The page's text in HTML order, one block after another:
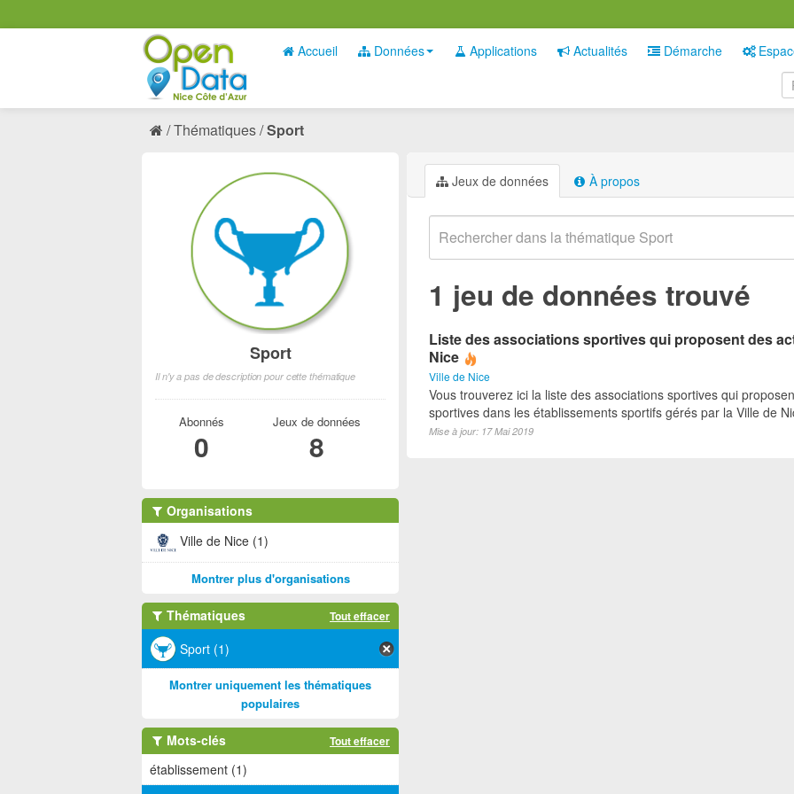
Accueil Données Applications Actualités Démarche
Thématiques Sport
Jeux de données À propos
1 jeu de données trouvé
Liste des associations sportives qui proposent des
Nice
Ville de Nice
Vous trouverez ici la liste des associations sportives qui
sportives dans les établissements sportifs gérés par la Ville de
Mise à jour: 17 Mai 2019
Sport
Il n'y a pas de description pour cette thématique
Abonnés
0
Jeux de données
8
Organisations
Ville de Nice (1)
Montrer plus d'organisations
Thématiques Tout effacer
Sport (1)
Montrer uniquement les thématiques
populaires
Mots-clés Tout effacer
établissement (1)